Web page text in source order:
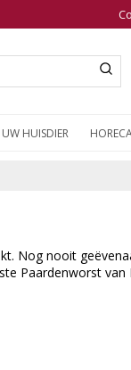
HUISDIER
Nog nooit
Paardenworst van